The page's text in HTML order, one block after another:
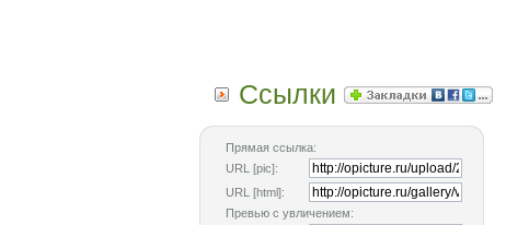
Ссылки
Прямая ссылка:
URL [pic]:
URL [html]:
Превью с увличением: